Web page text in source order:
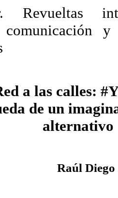
Revueltas
comunicación y
a las calles:
de un
alternativo
Raúl